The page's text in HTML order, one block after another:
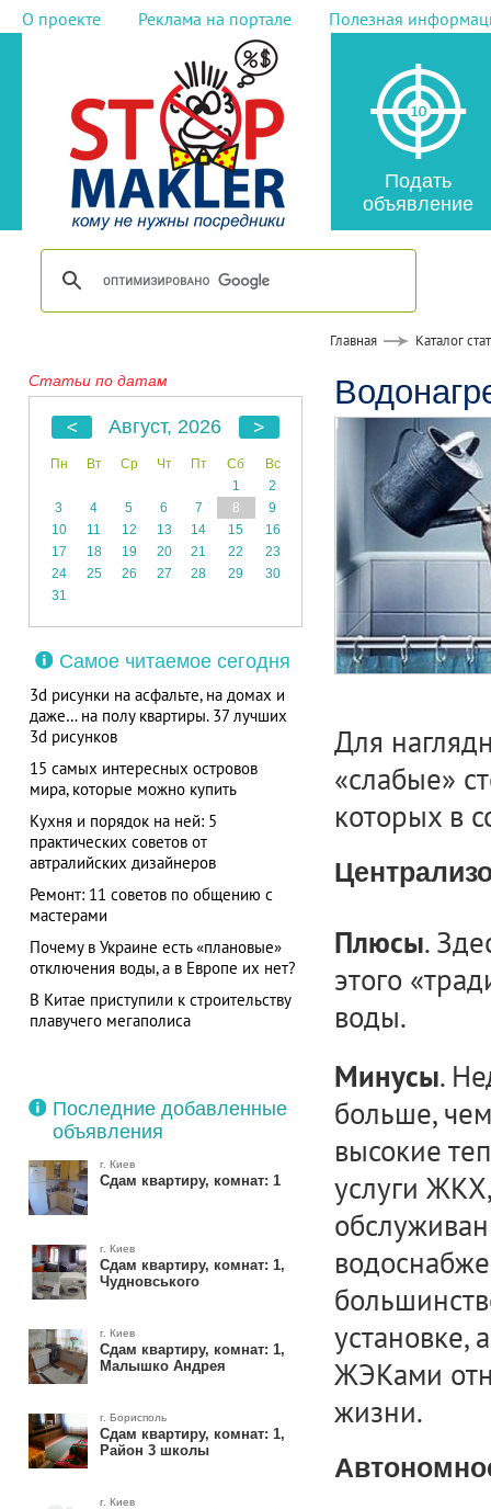
О проекте Реклама на портале Полезная
Подать
объявление
Главная Каталог
Статьи по датам
Август, 2026
Пн Вт Ср Чт Пт Сб
Вс
1
2
3
4 5 6 7 8
9
10
11 12 13 14 15
16
17
18 19 20 21 22
23
24
25 26 27 28 29
30
31
Самое читаемое сегодня
3d рисунки на асфальте, на домах и
даже… на полу квартиры. 37 лучших
3d рисунков
15 самых интересных островов
мира, которые можно купить
Кухня и порядок на ней: 5
практических советов от
автралийских дизайнеров
Ремонт: 11 советов по общению с
мастерами
Почему в Украине есть «плановые»
отключения воды, а в Европе их нет?
В Китае приступили к строительству
плавучего мегаполиса
Последние добавленные
объявления
г. Киев
Сдам квартиру, комнат: 1
г. Киев
Сдам квартиру, комнат: 1,
Чудновського
г. Киев
Сдам квартиру, комнат: 1,
Малышко Андрея
г. Борисполь
Сдам квартиру, комнат: 1,
Район 3 школы
г. Киев
Для
«слабые»
которых в
Плюсы.
этого
воды.
Минусы.
больше,
высокие
услуги
установке,
ЖЭКами
жизни.